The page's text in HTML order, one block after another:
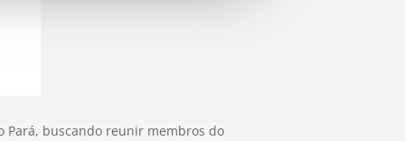
Pará, buscando reunir membros do